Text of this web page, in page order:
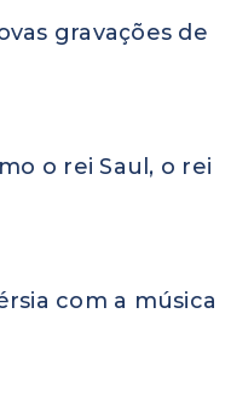
gravações de
o rei Saul, o rei
com a música